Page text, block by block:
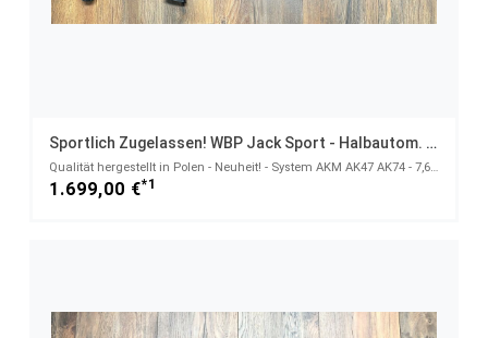
Sportlich Zugelassen! WBP Jack Sport - Halbautom. Büchse 7,62x39
Qualität hergestellt in Polen - Neuheit! - System AKM AK47 AK74 - 7,62x39
1.699,00 €*1